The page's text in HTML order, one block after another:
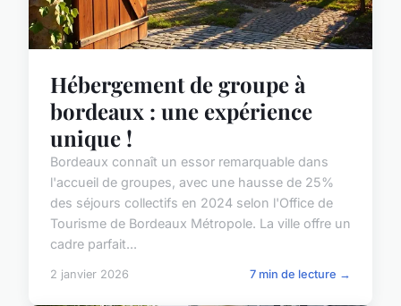
Hébergement de groupe à
bordeaux : une expérience
unique !
Bordeaux connaît un essor remarquable dans
l'accueil de groupes, avec une hausse de 25%
des séjours collectifs en 2024 selon l'Office de
Tourisme de Bordeaux Métropole. La ville offre un
cadre parfait...
2 janvier 2026 7 min de lecture →